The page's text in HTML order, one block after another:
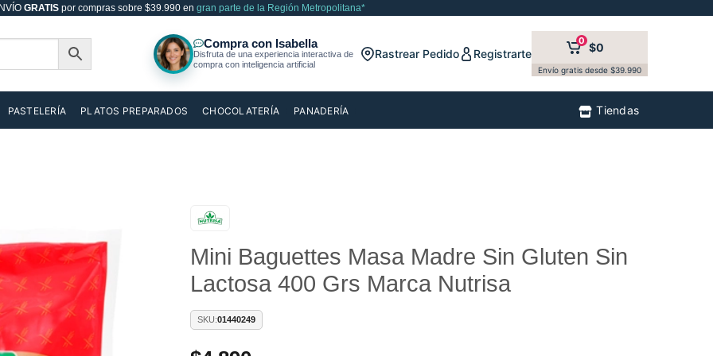
GRATISpor compras sobre $39.990 en gran parte de la Región Metropolitana*
Rastrear Pedido Registrarte
0 $0
Envío gratis desde $39.990
PASTELERÍA PLATOS PREPARADOS CHOCOLATERÍA PANADERÍA Tiendas
Mini Baguettes Masa Madre Sin Gluten Sin
Lactosa 400 Grs Marca Nutrisa
SKU:01440249